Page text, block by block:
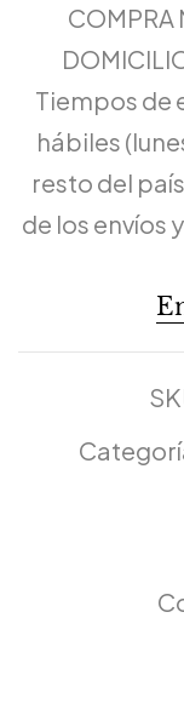
COMPRA
Tiempos de
hábiles
resto del
de los envíos